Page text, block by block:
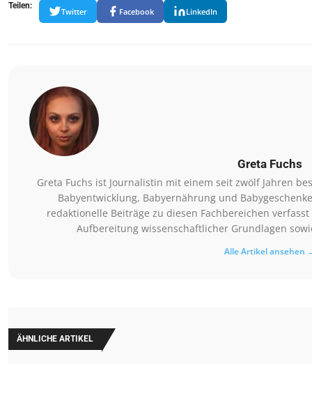
Teilen:
Twitter Facebook LinkedIn
Greta Fuchs
Greta Fuchs ist Journalistin mit einem seit zwölf Jahren
Babyentwicklung, Babyernährung und
redaktionelle Beiträge zu diesen Fachbereichen
Aufbereitung wissenschaftlicher Grundlagen
Alle Artikel ansehen
ÄHNLICHE ARTIKEL